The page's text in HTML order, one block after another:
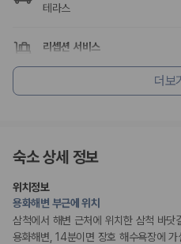
테라스
리셉션 서비스
액티비티
흡연 시설
지정 흡연 구역
더보기
숙소 상세 정보
위치정보
용화해변 부근에 위치
삼척에서 해변 근처에 위치한 삼척 바
용화해변, 14분이면 장호 해수욕장에